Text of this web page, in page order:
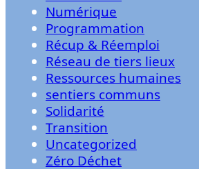
Numérique
Programmation
Récup & Réemploi
Réseau de tiers lieux
Ressources humaines
sentiers communs
Solidarité
Transition
Uncategorized
Zéro Déchet